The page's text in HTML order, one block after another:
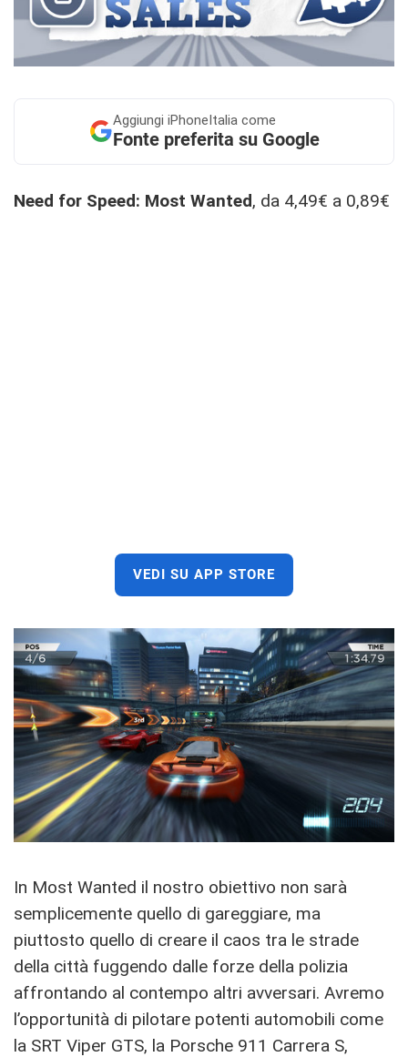
Aggiungi iPhoneItalia come
Fonte preferita su Google
Need for Speed: Most Wanted, da 4,49€ a 0,89€
VEDI SU APP STORE
In Most Wanted il nostro obiettivo non sarà
semplicemente quello di gareggiare, ma
piuttosto quello di creare il caos tra le strade
della città fuggendo dalle forze della polizia
affrontando al contempo altri avversari. Avremo
l’opportunità di pilotare potenti automobili come
la SRT Viper GTS, la Porsche 911 Carrera S,